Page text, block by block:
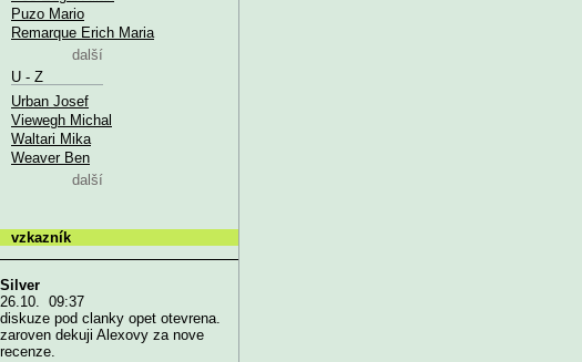
Puzo Mario
Remarque Erich Maria
další
U - Z
Urban Josef
Viewegh Michal
Waltari Mika
Weaver Ben
další
vzkazník
Silver
26.10. 09:37
diskuze pod clanky opet otevrena.
zaroven dekuji Alexovy za nove
recenze.